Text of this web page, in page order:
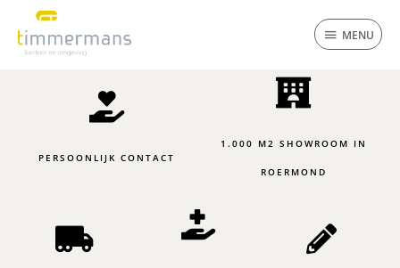
inhoud
MENU
PERSOONLIJK CONTACT
1.000 M2 SHOWROOM IN
ROERMOND